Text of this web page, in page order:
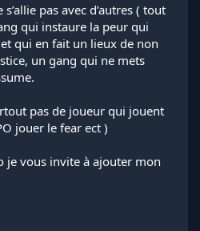
pas avec d’autres ( tout
qui instaure la peur qui
qui en fait un lieux de non
un gang qui ne mets
pas de joueur qui jouent
jouer le fear ect )
je vous invite à ajouter mon